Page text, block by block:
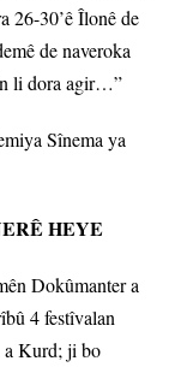
26-30’ê Îlonê de
de naveroka
li dora agir…”
Sînema ya
HEYE
Dokûmanter a
4 festîvalan
a Kurd; ji bo